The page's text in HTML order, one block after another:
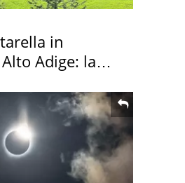
in
Adige: la